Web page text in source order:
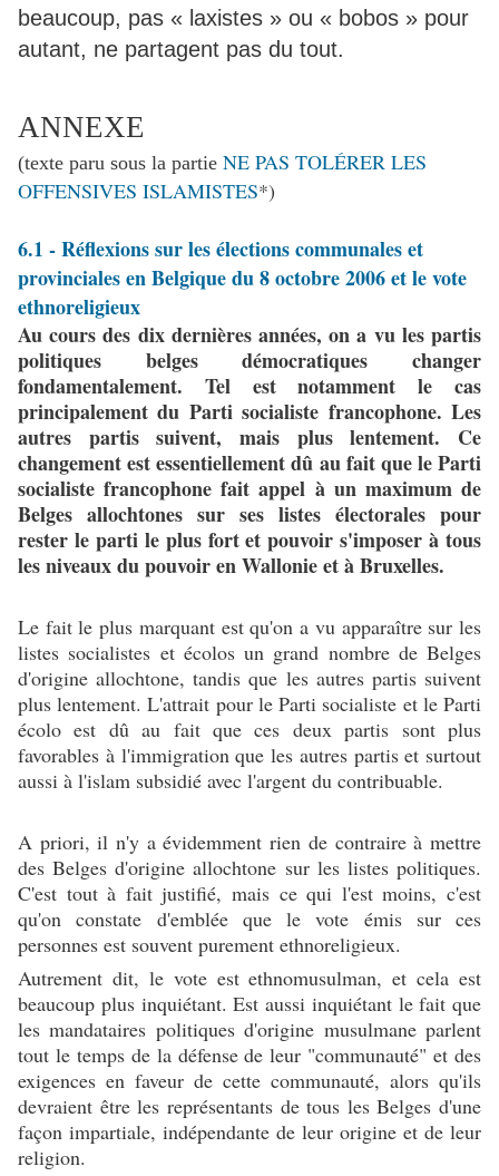
beaucoup, pas « laxistes » ou « bobos » pour
autant, ne partagent pas du tout.
ANNEXE
(texte paru sous la partie NE PAS TOLÉRER LES
OFFENSIVES ISLAMISTES*)
6.1 - Réflexions sur les élections communales et
provinciales en Belgique du 8 octobre 2006 et le vote
ethnoreligieux
Au cours des dix dernières années, on a vu les partis
politiques belges démocratiques changer
fondamentalement. Tel est notamment le cas
principalement du Parti socialiste francophone. Les
autres partis suivent, mais plus lentement. Ce
changement est essentiellement dû au fait que le Parti
socialiste francophone fait appel à un maximum de
Belges allochtones sur ses listes électorales pour
rester le parti le plus fort et pouvoir s'imposer à tous
les niveaux du pouvoir en Wallonie et à Bruxelles.
Le fait le plus marquant est qu'on a vu apparaître sur les
listes socialistes et écolos un grand nombre de Belges
d'origine allochtone, tandis que les autres partis suivent
plus lentement. L'attrait pour le Parti socialiste et le Parti
écolo est dû au fait que ces deux partis sont plus
favorables à l'immigration que les autres partis et surtout
aussi à l'islam subsidié avec l'argent du contribuable.
A priori, il n'y a évidemment rien de contraire à mettre
des Belges d'origine allochtone sur les listes politiques.
C'est tout à fait justifié, mais ce qui l'est moins, c'est
qu'on constate d'emblée que le vote émis sur ces
personnes est souvent purement ethnoreligieux.
Autrement dit, le vote est ethnomusulman, et cela est
beaucoup plus inquiétant. Est aussi inquiétant le fait que
les mandataires politiques d'origine musulmane parlent
tout le temps de la défense de leur "communauté" et des
exigences en faveur de cette communauté, alors qu'ils
devraient être les représentants de tous les Belges d'une
façon impartiale, indépendante de leur origine et de leur
religion.